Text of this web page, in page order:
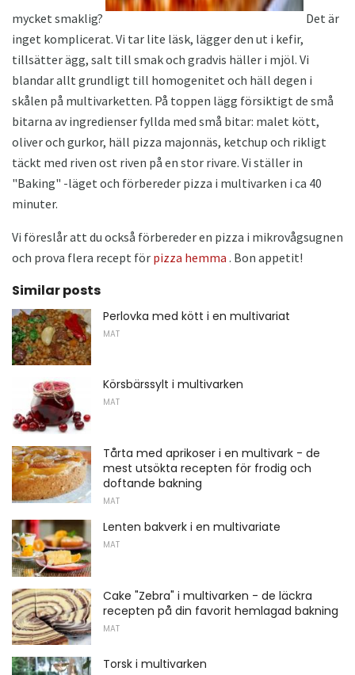
mycket smaklig?
Det är
inget komplicerat. Vi tar lite läsk, lägger den ut i kefir,
tillsätter ägg, salt till smak och gradvis häller i mjöl. Vi
blandar allt grundligt till homogenitet och häll degen i
skålen på multivarketten. På toppen lägg försiktigt de små
bitarna av ingredienser fyllda med små bitar: malet kött,
oliver och gurkor, häll pizza majonnäs, ketchup och rikligt
täckt med riven ost riven på en stor rivare. Vi ställer in
"Baking" -läget och förbereder pizza i multivarken i ca 40
minuter.
Vi föreslår att du också förbereder en pizza i mikrovågsugnen
och prova flera recept för pizza hemma . Bon appetit!
Similar posts
Perlovka med kött i en multivariat
MAT
Körsbärssylt i multivarken
MAT
Tårta med aprikoser i en multivark - de
mest utsökta recepten för frodig och
doftande bakning
MAT
Lenten bakverk i en multivariate
MAT
Cake "Zebra" i multivarken - de läckra
recepten på din favorit hemlagad bakning
MAT
Torsk i multivarken